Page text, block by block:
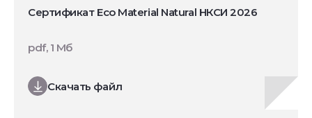
Сертификат Eco Material Natural НКСИ 2026
Скачать файл
pdf, 1 Мб